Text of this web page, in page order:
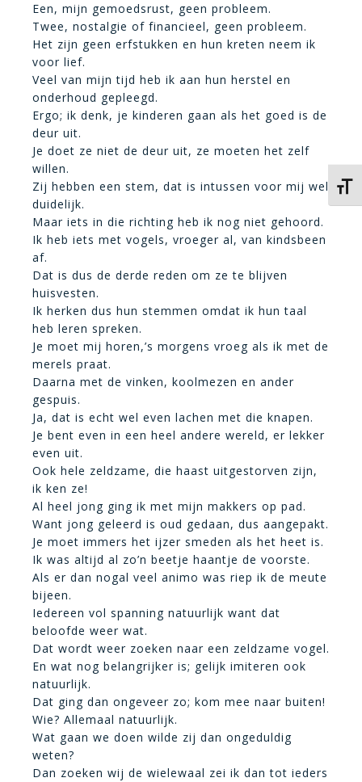
Een, mijn gemoedsrust, geen probleem.
Twee, nostalgie of financieel, geen probleem.
Het zijn geen erfstukken en hun kreten neem ik
voor lief.
Veel van mijn tijd heb ik aan hun herstel en
onderhoud gepleegd.
Ergo; ik denk, je kinderen gaan als het goed is de
deur uit.
Je doet ze niet de deur uit, ze moeten het zelf
willen.
Zij hebben een stem, dat is intussen voor mij wel
duidelijk.
Maar iets in die richting heb ik nog niet gehoord.
Ik heb iets met vogels, vroeger al, van kindsbeen
af.
Dat is dus de derde reden om ze te blijven
huisvesten.
Ik herken dus hun stemmen omdat ik hun taal
heb leren spreken.
Je moet mij horen,’s morgens vroeg als ik met de
merels praat.
Daarna met de vinken, koolmezen en ander
gespuis.
Ja, dat is echt wel even lachen met die knapen.
Je bent even in een heel andere wereld, er lekker
even uit.
Ook hele zeldzame, die haast uitgestorven zijn,
ik ken ze!
Al heel jong ging ik met mijn makkers op pad.
Want jong geleerd is oud gedaan, dus aangepakt.
Je moet immers het ijzer smeden als het heet is.
Ik was altijd al zo’n beetje haantje de voorste.
Als er dan nogal veel animo was riep ik de meute
bijeen.
Iedereen vol spanning natuurlijk want dat
beloofde weer wat.
Dat wordt weer zoeken naar een zeldzame vogel.
En wat nog belangrijker is; gelijk imiteren ook
natuurlijk.
Dat ging dan ongeveer zo; kom mee naar buiten!
Wie? Allemaal natuurlijk.
Wat gaan we doen wilde zij dan ongeduldig
weten?
Dan zoeken wij de wielewaal zei ik dan tot ieders